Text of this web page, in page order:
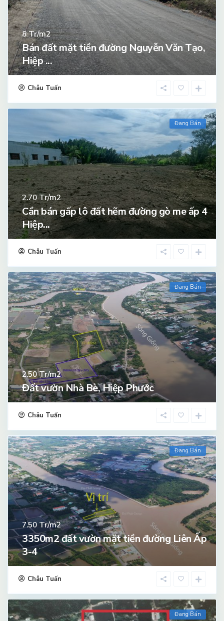
8Tr/m2
Bán đất mặt tiền đường Nguyễn Văn Tạo,
Hiệp ...
Châu Tuấn
Đang Bán
2.70Tr/m2
Cần bán gấp lô đất hẽm đường gò me ấp 4
Hiệp...
Châu Tuấn
Đang Bán
2.50Tr/m2
Đất vườn Nhà Bè, Hiệp Phước
Châu Tuấn
Đang Bán
7.50Tr/m2
3350m2 đất vườn mặt tiền đường Liên Ấp
3-4
Châu Tuấn
Đang Bán